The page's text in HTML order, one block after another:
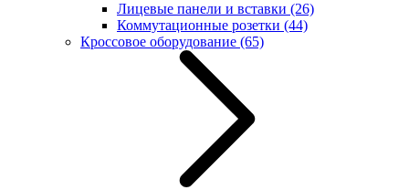
Лицевые панели и вставки (26)
Коммутационные розетки (44)
Кроссовое оборудование (65)